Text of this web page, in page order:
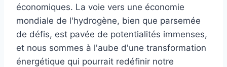
économiques. La voie vers une économie
mondiale de l'hydrogène, bien que parsemée
de défis, est pavée de potentialités immenses,
et nous sommes à l'aube d'une transformation
énergétique qui pourrait redéfinir notre